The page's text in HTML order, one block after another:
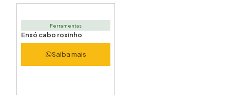
Ferramentas
Enxó cabo roxinho
Saiba mais